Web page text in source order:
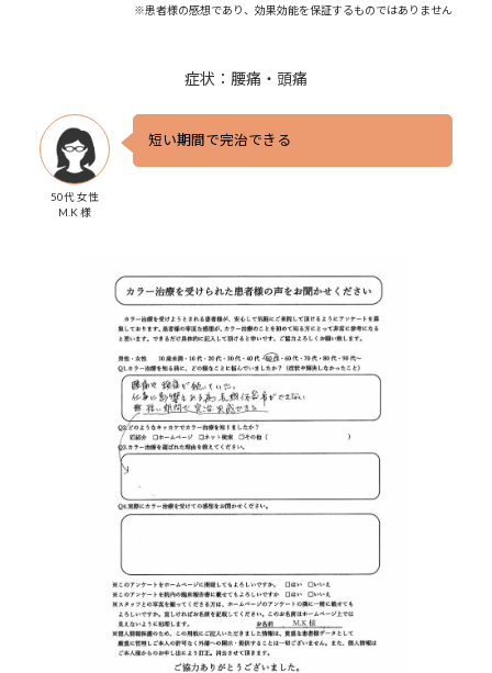
※患者様の感想であり、効果効能を保証するものではありません
症状：腰痛・頭痛
50代 女性
M.K 様
短い期間で完治できる